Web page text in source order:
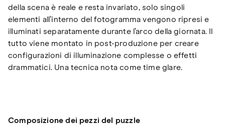
della scena è reale e resta invariato, solo singoli
elementi all’interno del fotogramma vengono ripresi e
illuminati separatamente durante l’arco della giornata. Il
tutto viene montato in post-produzione per creare
configurazioni di illuminazione complesse o effetti
drammatici. Una tecnica nota come time glare.
Composizione dei pezzi del puzzle